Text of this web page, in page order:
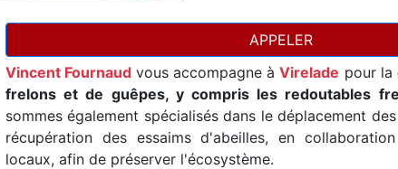
APPELER
Vincent Fournaud vous accompagne àVirelade pour la
frelons et de guêpes, y compris les redoutables
sommes également spécialisés dans le déplacement
récupération des essaims d'abeilles, en
locaux, afin de préserver l'écosystème.